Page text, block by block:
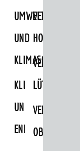
UMWELT-
UND
KLIMASCHUTZ
KLIMASCHUTZ
UND